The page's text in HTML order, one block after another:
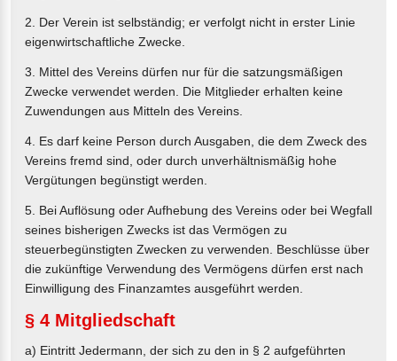
2. Der Verein ist selbständig; er verfolgt nicht in erster Linie
eigenwirtschaftliche Zwecke.
3. Mittel des Vereins dürfen nur für die satzungsmäßigen
Zwecke verwendet werden. Die Mitglieder erhalten keine
Zuwendungen aus Mitteln des Vereins.
4. Es darf keine Person durch Ausgaben, die dem Zweck des
Vereins fremd sind, oder durch unverhältnismäßig hohe
Vergütungen begünstigt werden.
5. Bei Auflösung oder Aufhebung des Vereins oder bei Wegfall
seines bisherigen Zwecks ist das Vermögen zu
steuerbegünstigten Zwecken zu verwenden. Beschlüsse über
die zukünftige Verwendung des Vermögens dürfen erst nach
Einwilligung des Finanzamtes ausgeführt werden.
§ 4 Mitgliedschaft
a) Eintritt Jedermann, der sich zu den in § 2 aufgeführten